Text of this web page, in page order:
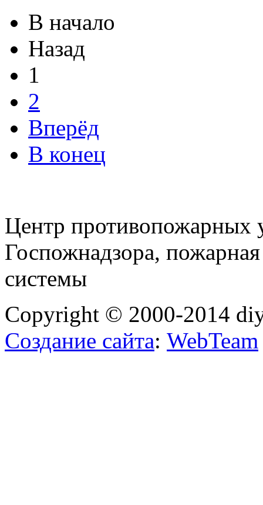
В начало
Назад
1
2
Вперёд
В конец
Центр противопожарных
Госпожнадзора,
системы
Copyright © 2000-2014
Создание сайта: WebTeam